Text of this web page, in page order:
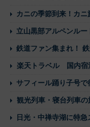
カニの季節到来！カニ
立山黒部アルペンルー
鉄道ファン集まれ！
楽天トラベル 国内宿
サフィール踊り子号で
観光列車・寝台列車の
日光・中禅寺湖に特